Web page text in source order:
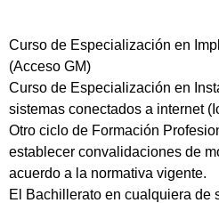
Curso de Especialización en
(Acceso GM)
Curso de Especialización en
sistemas conectados a internet
Otro ciclo de Formación
establecer convalidaciones de
acuerdo a la normativa vigente.
El Bachillerato en cualquiera de